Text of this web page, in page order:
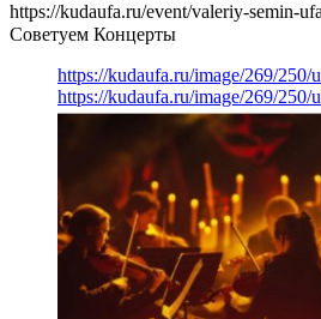
https://kudaufa.ru/event/valeriy-semin-
Советуем Концерты
https://kudaufa.ru/image/269/250/
https://kudaufa.ru/image/269/250/